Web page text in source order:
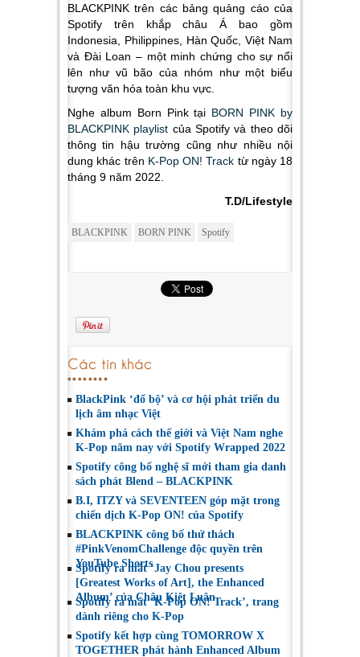
BLACKPINK trên các bảng quảng cáo của
Spotify trên khắp châu Á bao gồm
Indonesia, Philippines, Hàn Quốc, Việt Nam
và Đài Loan – một minh chứng cho sự nổi
lên như vũ bão của nhóm như một biểu
tượng văn hóa toàn khu vực.
Nghe album Born Pinktại BORN PINK by
BLACKPINK playlist của Spotify và theo dõi
thông tin hậu trường cũng như nhiều nội
dung khác trên K-Pop ON! Track từ ngày 18
tháng 9 năm 2022.
T.D/Lifestyle
BLACKPINK BORN PINK Spotify
Các tin khác
BlackPink ‘đổ bộ’ và cơ hội phát triển du
lịch âm nhạc Việt
Khám phá cách thế giới và Việt Nam nghe
K-Pop năm nay với Spotify Wrapped 2022
Spotify công bố nghệ sĩ mới tham gia danh
sách phát Blend – BLACKPINK
B.I, ITZY và SEVENTEEN góp mặt trong
chiến dịch K-Pop ON! của Spotify
BLACKPINK công bố thử thách
#PinkVenomChallenge độc quyền trên
YouTube Shorts
Spotify ra mắt ‘Jay Chou presents
[Greatest Works of Art], the Enhanced
Album’ của Châu Kiệt Luân
Spotify ra mắt ‘K-Pop ON! Track’, trang
dành riêng cho K-Pop
Spotify kết hợp cùng TOMORROW X
TOGETHER phát hành Enhanced Album